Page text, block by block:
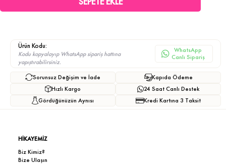
Ürün Kodu:
Kodu kopyalayıp WhatsApp sipariş hattına
yapıştırabilirsiniz.
WhatsApp
Canlı Sipariş
Sorunsuz Değişim ve İade
Hızlı Kargo
Gördüğünüzün Aynısı
Kapıda Ödeme
24 Saat Canlı Destek
Kredi Kartına 3 Taksit
HİKAYEMİZ
Biz Kimiz?
Bize Ulaşın